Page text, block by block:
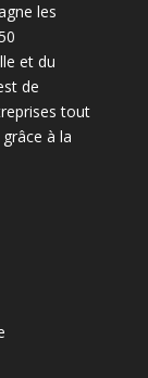
les
et du
de
tout
à la